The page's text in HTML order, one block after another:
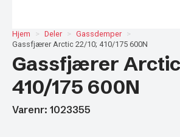
Hjem Deler
Gassdemper
Gassfjærer Arctic 22/10; 410/175 600N
Gassfjærer Arctic
410/175 600N
Varenr: 1023355